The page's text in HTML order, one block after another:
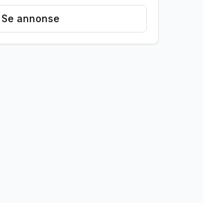
Se annonse